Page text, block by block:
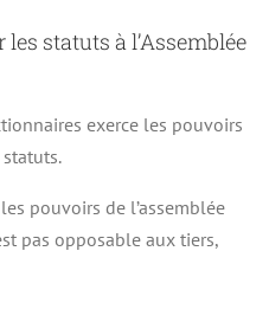
les statuts à l’Assemblée
exerce les pouvoirs
pouvoirs de l’assemblée
pas opposable aux tiers,